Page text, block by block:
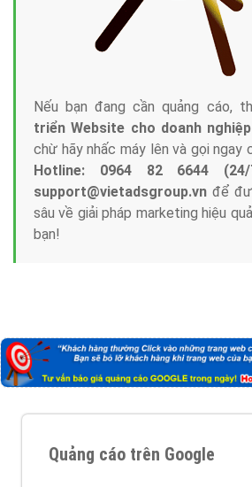
phí mà bạn có thể đầu tư cho
ngũ kỹ thuật quảng cáo trực
Web chuyên sâu trong nghề, được
trung tâm marketing online uy tín
lượng.
Nếu bạn đang cần quảng cáo,
chừ hãy nhấc máy lên và gọi ngay